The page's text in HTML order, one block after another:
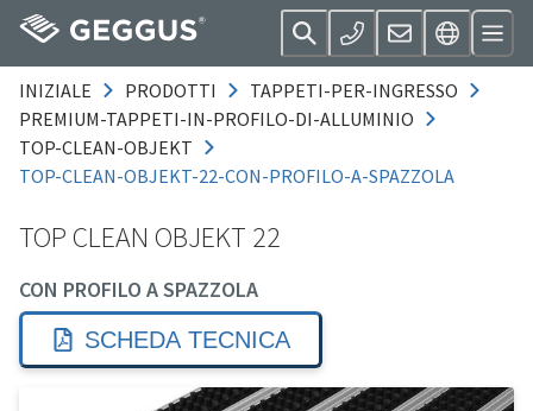
INIZIALE PRODOTTI
TAPPETI-PER-INGRESSO
PREMIUM-TAPPETI-IN-PROFILO-DI-ALLUMINIO
TOP-CLEAN-OBJEKT
TOP-CLEAN-OBJEKT-22-CON-PROFILO-A-SPAZZOLA
TOP CLEAN OBJEKT 22
CON PROFILO A SPAZZOLA
SCHEDA TECNICA